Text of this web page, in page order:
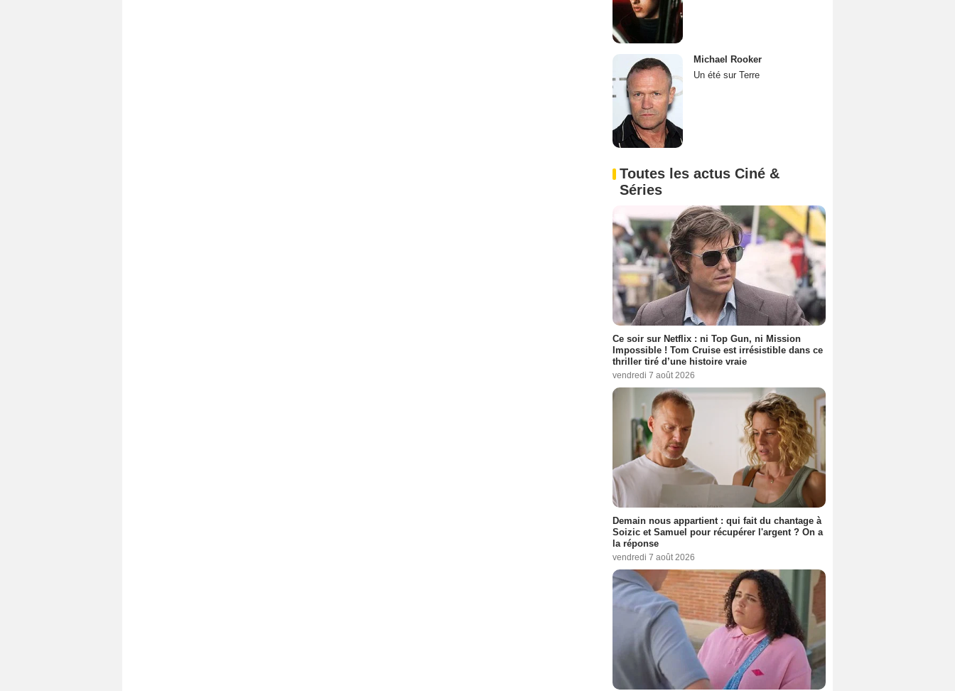
Michael Rooker
Un été sur Terre
Toutes les actus Ciné &
Séries
Ce soir sur Netflix : ni Top Gun, ni Mission
Impossible ! Tom Cruise est irrésistible dans ce
thriller tiré d’une histoire vraie
vendredi 7 août 2026
Demain nous appartient : qui fait du chantage à
Soizic et Samuel pour récupérer l'argent ? On a
la réponse
vendredi 7 août 2026